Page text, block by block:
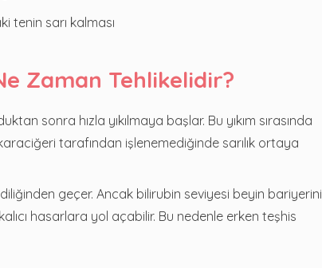
tenin sarı kalması
Zaman Tehlikelidir?
sonra hızla yıkılmaya başlar. Bu yıkım sırasında
tarafından işlenemediğinde sarılık ortaya
geçer. Ancak bilirubin seviyesi beyin bariyerini
hasarlara yol açabilir. Bu nedenle erken teşhis